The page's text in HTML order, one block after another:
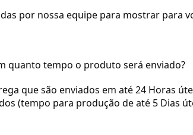
por nossa equipe para mostrar para
quanto tempo o produto será enviado?
que são enviados em até 24 Horas
(tempo para produção de até 5 Dias